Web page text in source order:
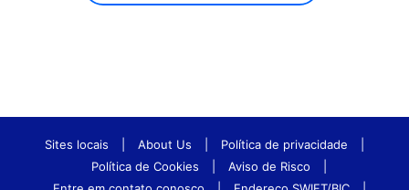
Sites locais About Us Política de privacidade
Política de Cookies
Aviso de Risco